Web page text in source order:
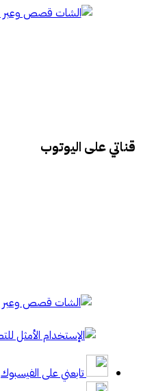
قناتي على اليوتوب
تابعني على الفيسبوك